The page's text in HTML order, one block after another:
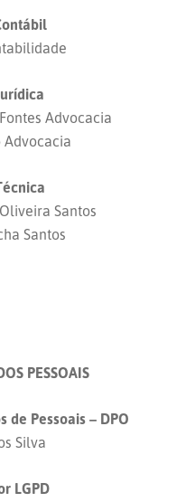
Advocacia
Advocacia
Santos
Santos
PESSOAIS
de Pessoais – DPO
Silva
LGPD